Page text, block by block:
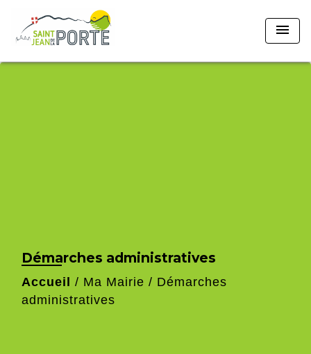
menu
Démarches administratives
Accueil / Ma Mairie / Démarches
administratives